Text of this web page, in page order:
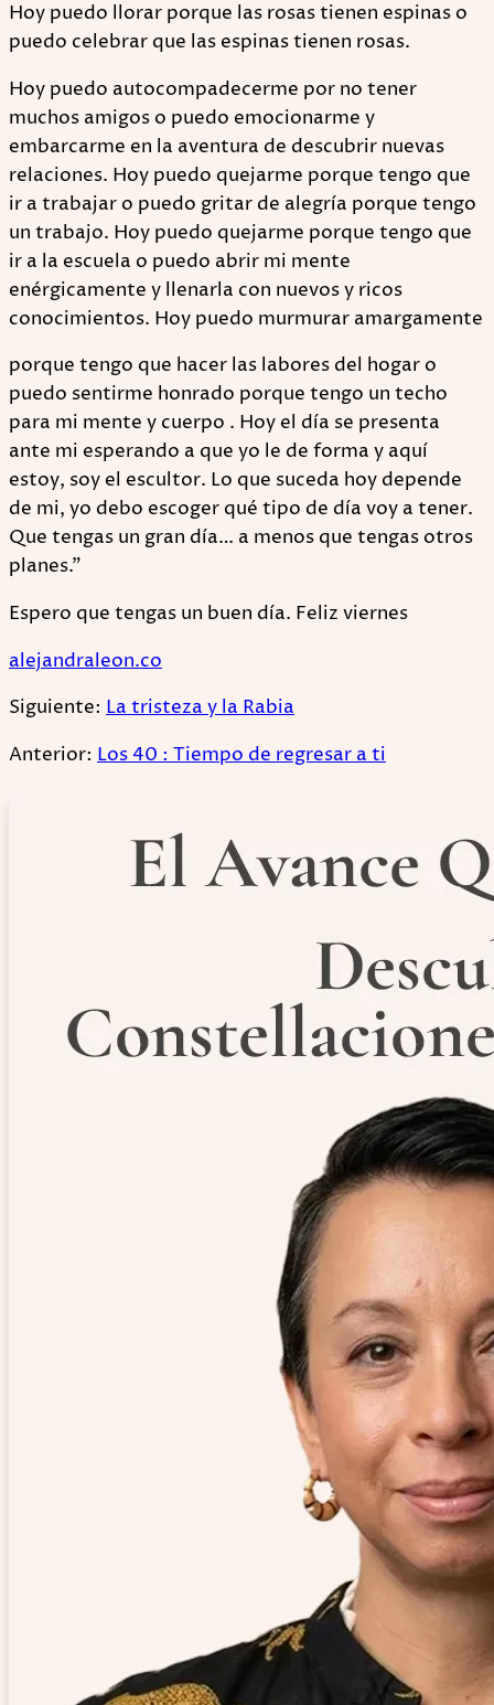
Hoy puedo llorar porque las rosas tienen espinas o
puedo celebrar que las espinas tienen rosas.
Hoy puedo autocompadecerme por no tener
muchos amigos o puedo emocionarme y
embarcarme en la aventura de descubrir nuevas
relaciones. Hoy puedo quejarme porque tengo que
ir a trabajar o puedo gritar de alegría porque tengo
un trabajo. Hoy puedo quejarme porque tengo que
ir a la escuela o puedo abrir mi mente
enérgicamente y llenarla con nuevos y ricos
conocimientos. Hoy puedo murmurar amargamente
porque tengo que hacer las labores del hogar o
puedo sentirme honrado porque tengo un techo
para mi mente y cuerpo . Hoy el día se presenta
ante mi esperando a que yo le de forma y aquí
estoy, soy el escultor. Lo que suceda hoy depende
de mi, yo debo escoger qué tipo de día voy a tener.
Que tengas un gran día… a menos que tengas otros
planes.”
Espero que tengas un buen día. Feliz viernes
alejandraleon.co
Siguiente: La tristeza y la Rabia
Anterior: Los 40 : Tiempo de regresar a ti